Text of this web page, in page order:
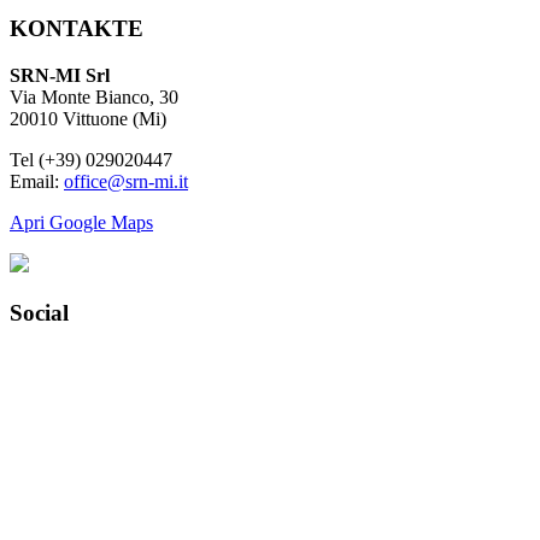
KONTAKTE
SRN-MI Srl
Via Monte Bianco, 30
20010 Vittuone (Mi)
Tel (+39) 029020447
Email: office@srn-mi.it
Apri Google Maps
Social